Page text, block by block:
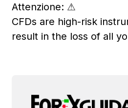
Attenzione: ⚠
CFDs are high-risk
result in the loss of all